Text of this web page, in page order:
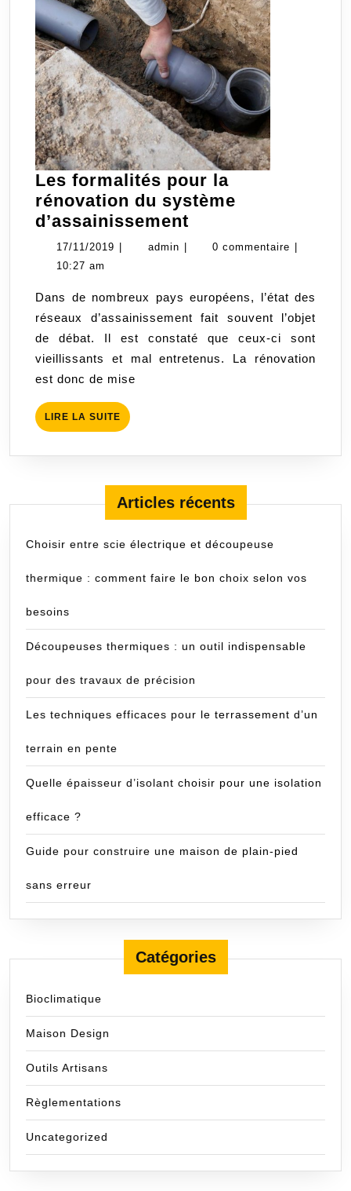
Les formalités pour la
rénovation du système
d’assainissement
formalités
rénovation
du
système
d’assainissement
17/11/2019 17/11/2019
| admin admin
| 0 commentaire |
10:27 am
Dans de nombreux pays européens, l’état des
réseaux d’assainissement fait souvent l’objet
de débat. Il est constaté que ceux-ci sont
vieillissants et mal entretenus. La rénovation
est donc de mise
LIRE LA SUITE LIRE
LA
Articles récents
Choisir entre scie électrique et découpeuse
thermique : comment faire le bon choix selon vos
besoins
Découpeuses thermiques : un outil indispensable
pour des travaux de précision
Les techniques efficaces pour le terrassement d’un
terrain en pente
Quelle épaisseur d’isolant choisir pour une isolation
efficace ?
Guide pour construire une maison de plain-pied
sans erreur
Catégories
Bioclimatique
Maison Design
Outils Artisans
Règlementations
Uncategorized